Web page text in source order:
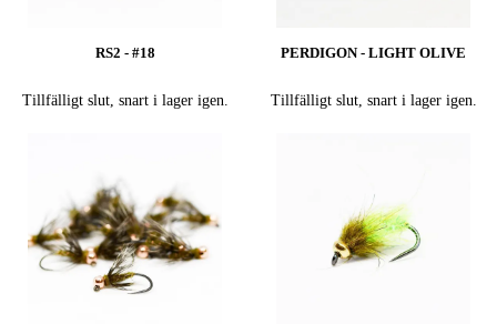
RS2 - #18
Tillfälligt slut, snart i lager igen.
PERDIGON - LIGHT OLIVE
Tillfälligt slut, snart i lager igen.